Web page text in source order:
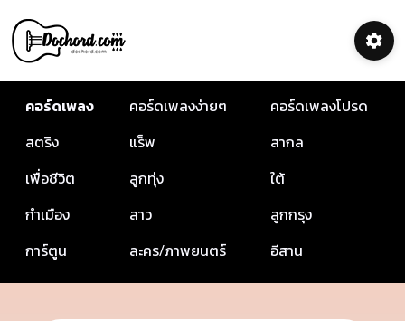
คอร์ดเพลง คอร์ดเพลงง่ายๆ
คอร์ดเพลงโปรด
สตริง
แร็พ
สากล
เพื่อชีวิต
ลูกทุ่ง
ใต้
กำเมือง
ลาว
ลูกกรุง
การ์ตูน
ละคร/ภาพยนตร์ อีสาน